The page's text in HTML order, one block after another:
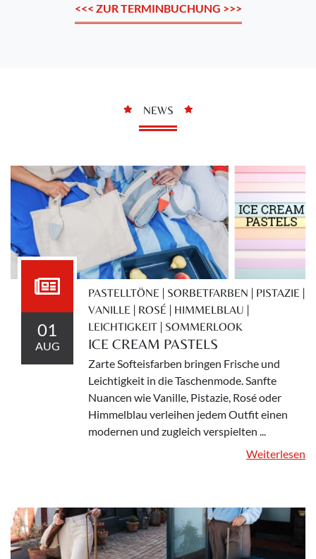
<<< ZUR TERMINBUCHUNG >>>
NEWS
01
AUG
PASTELLTÖNE | SORBETFARBEN | PISTAZIE |
VANILLE | ROSÉ | HIMMELBLAU |
LEICHTIGKEIT | SOMMERLOOK
ICE CREAM PASTELS
Zarte Softeisfarben bringen Frische und
Leichtigkeit in die Taschenmode. Sanfte
Nuancen wie Vanille, Pistazie, Rosé oder
Himmelblau verleihen jedem Outfit einen
modernen und zugleich verspielten ...
Weiterlesen